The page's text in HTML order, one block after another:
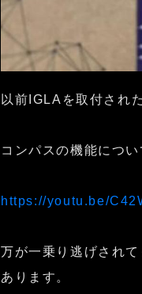
以前IGLAを取付され
コンパスの機能につ
https://youtu.be/
万が一乗り逃げされ
あります。